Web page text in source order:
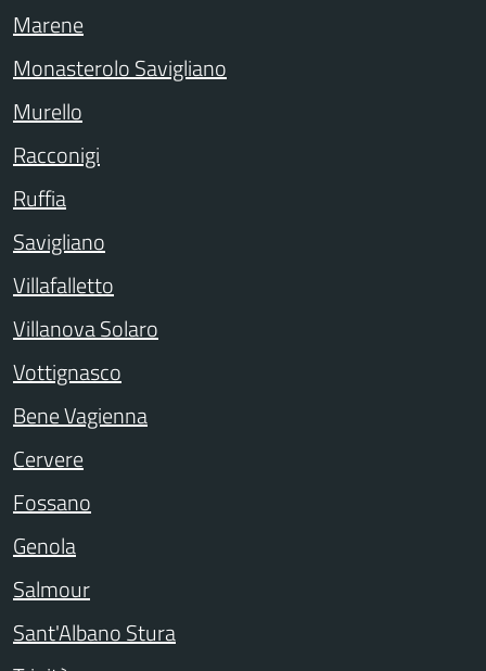
Marene
Monasterolo Savigliano
Murello
Racconigi
Ruffia
Savigliano
Villafalletto
Villanova Solaro
Vottignasco
Bene Vagienna
Cervere
Fossano
Genola
Salmour
Sant'Albano Stura